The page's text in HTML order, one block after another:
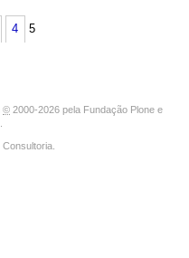
4 5
© 2000-2026 pela Fundação Plone e
Consultoria